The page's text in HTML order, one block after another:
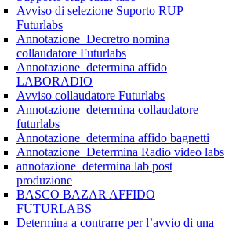
Avviso di selezione Suporto RUP
Futurlabs
Annotazione_Decretro nomina
collaudatore Futurlabs
Annotazione_determina affido
LABORADIO
Avviso collaudatore Futurlabs
Annotazione_determina collaudatore
futurlabs
Annotazione_determina affido bagnetti
Annotazione_Determina Radio video labs
annotazione_determina lab post
produzione
BASCO BAZAR AFFIDO
FUTURLABS
Determina a contrarre per l’avvio di una